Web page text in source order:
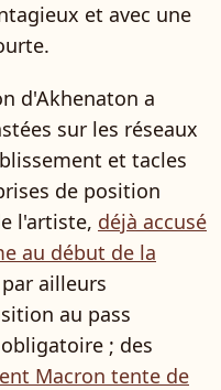
et avec une
d'Akhenaton a
sur les réseaux
et tacles
de position
l'artiste, déjà accusé
au début de la
ailleurs
au pass
; des
Macron tente de